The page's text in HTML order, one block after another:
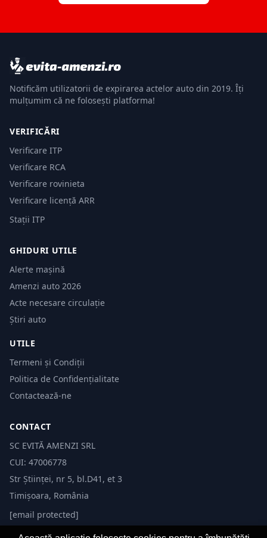
Notificăm utilizatorii de expirarea actelor auto din 2019. Îți
mulțumim că ne folosești platforma!
VERIFICĂRI
Verificare ITP
Verificare RCA
Verificare rovinieta
Verificare licență ARR
Stații ITP
GHIDURI UTILE
Alerte mașină
Amenzi auto 2026
Acte necesare circulație
Știri auto
UTILE
Termeni și Condiții
Politica de Confidențialitate
Contactează-ne
CONTACT
SC EVITĂ AMENZI SRL
CUI: 47006778
Str Științei, nr 5, bl.D41, et 3
Timișoara, România
[email protected]